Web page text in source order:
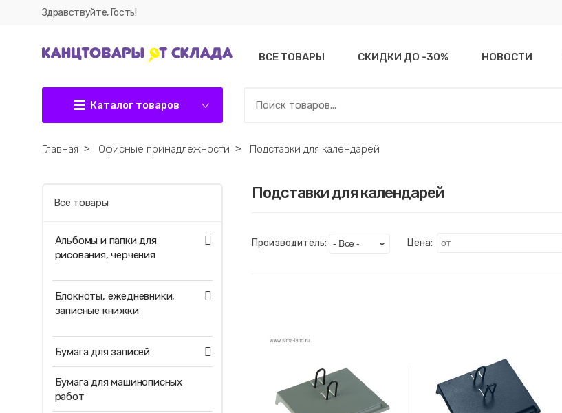
Здравствуйте, Гость!
Каталог товаров
ВСЕ ТОВАРЫ СКИДКИ ДО -30% НОВОСТИ
Главная ˃ Офисные принадлежности ˃ Подставки для календарей
Подставки для календарей
Производитель: Цена:
Все товары
Альбомы и папки для
рисования, черчения
Блокноты, ежедневники,
записные книжки
Бумага для записей
Бумага для машинописных
работ